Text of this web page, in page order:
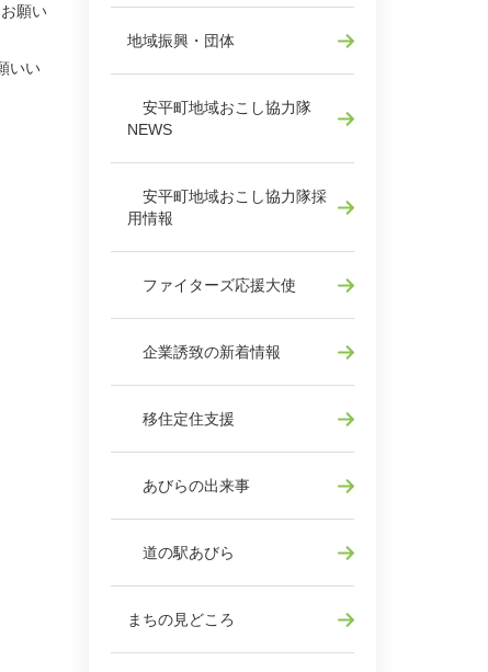
願い
いい
地域振興・団体
安平町地域おこし協力隊
NEWS
安平町地域おこし協力隊採
用情報
ファイターズ応援大使
企業誘致の新着情報
移住定住支援
あびらの出来事
道の駅あびら
まちの見どころ